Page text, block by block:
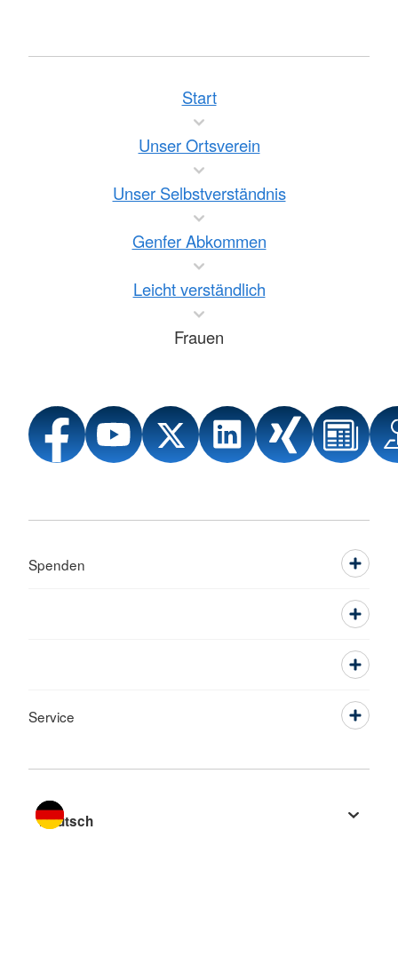
Start
Unser Ortsverein
Unser Selbstverständnis
Genfer Abkommen
Leicht verständlich
Frauen
Spenden
Service
Sprache wechseln zu